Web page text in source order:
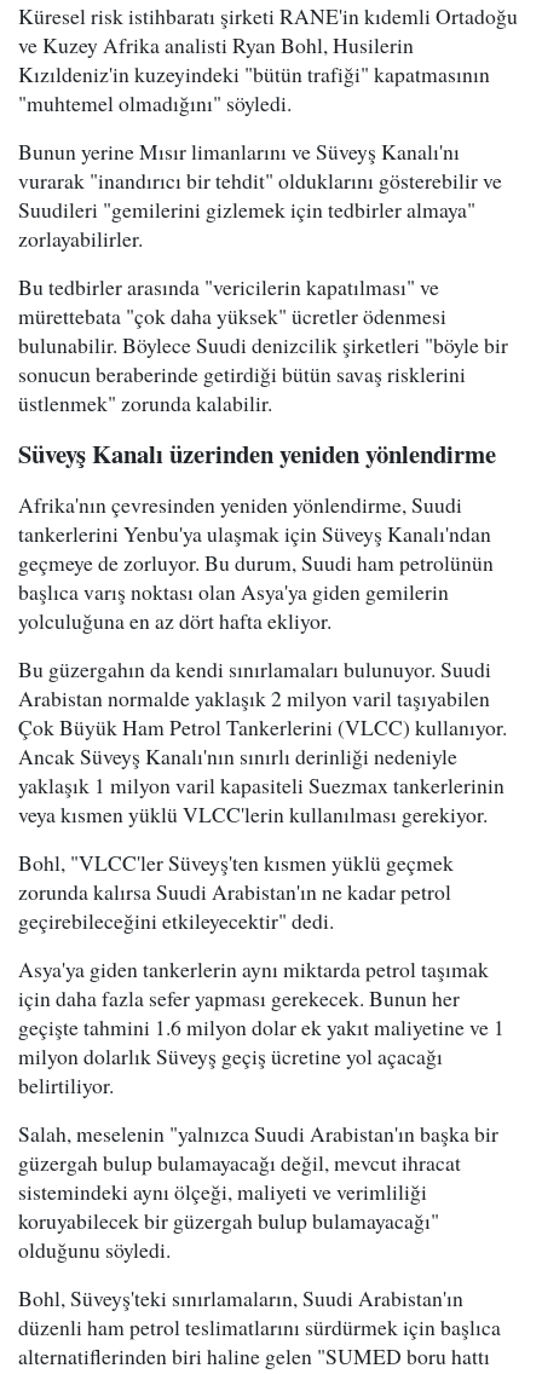
Küresel risk istihbaratı şirketi RANE'in kıdemli Ortadoğu
ve Kuzey Afrika analisti Ryan Bohl, Husilerin
Kızıldeniz'in kuzeyindeki "bütün trafiği" kapatmasının
"muhtemel olmadığını" söyledi.
Bunun yerine Mısır limanlarını ve Süveyş Kanalı'nı
vurarak "inandırıcı bir tehdit" olduklarını gösterebilir ve
Suudileri "gemilerini gizlemek için tedbirler almaya"
zorlayabilirler.
Bu tedbirler arasında "vericilerin kapatılması" ve
mürettebata "çok daha yüksek" ücretler ödenmesi
bulunabilir. Böylece Suudi denizcilik şirketleri "böyle bir
sonucun beraberinde getirdiği bütün savaş risklerini
üstlenmek" zorunda kalabilir.
Süveyş Kanalı üzerinden yeniden yönlendirme
Afrika'nın çevresinden yeniden yönlendirme, Suudi
tankerlerini Yenbu'ya ulaşmak için Süveyş Kanalı'ndan
geçmeye de zorluyor. Bu durum, Suudi ham petrolünün
başlıca varış noktası olan Asya'ya giden gemilerin
yolculuğuna en az dört hafta ekliyor.
Bu güzergahın da kendi sınırlamaları bulunuyor. Suudi
Arabistan normalde yaklaşık 2 milyon varil taşıyabilen
Çok Büyük Ham Petrol Tankerlerini (VLCC) kullanıyor.
Ancak Süveyş Kanalı'nın sınırlı derinliği nedeniyle
yaklaşık 1 milyon varil kapasiteli Suezmax tankerlerinin
veya kısmen yüklü VLCC'lerin kullanılması gerekiyor.
Bohl, "VLCC'ler Süveyş'ten kısmen yüklü geçmek
zorunda kalırsa Suudi Arabistan'ın ne kadar petrol
geçirebileceğini etkileyecektir" dedi.
Asya'ya giden tankerlerin aynı miktarda petrol taşımak
için daha fazla sefer yapması gerekecek. Bunun her
geçişte tahmini 1.6 milyon dolar ek yakıt maliyetine ve 1
milyon dolarlık Süveyş geçiş ücretine yol açacağı
belirtiliyor.
Salah, meselenin "yalnızca Suudi Arabistan'ın başka bir
güzergah bulup bulamayacağı değil, mevcut ihracat
sistemindeki aynı ölçeği, maliyeti ve verimliliği
koruyabilecek bir güzergah bulup bulamayacağı"
olduğunu söyledi.
Bohl, Süveyş'teki sınırlamaların, Suudi Arabistan'ın
düzenli ham petrol teslimatlarını sürdürmek için başlıca
alternatiflerinden biri haline gelen "SUMED boru hattı